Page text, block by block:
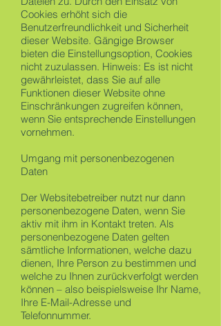
Cookies erhöht sich die
Benutzerfreundlichkeit und Sicherheit
dieser Website. Gängige Browser
bieten die Einstellungsoption, Cookies
nicht zuzulassen. Hinweis: Es ist nicht
gewährleistet, dass Sie auf alle
Funktionen dieser Website ohne
Einschränkungen zugreifen können,
wenn Sie entsprechende Einstellungen
vornehmen.
Umgang mit personenbezogenen
Daten
Der Websitebetreiber nutzt nur dann
personenbezogene Daten, wenn Sie
aktiv mit ihm in Kontakt treten. Als
personenbezogene Daten gelten
sämtliche Informationen, welche dazu
dienen, Ihre Person zu bestimmen und
welche zu Ihnen zurückverfolgt werden
können – also beispielsweise Ihr Name,
Ihre E-Mail-Adresse und
Telefonnummer.